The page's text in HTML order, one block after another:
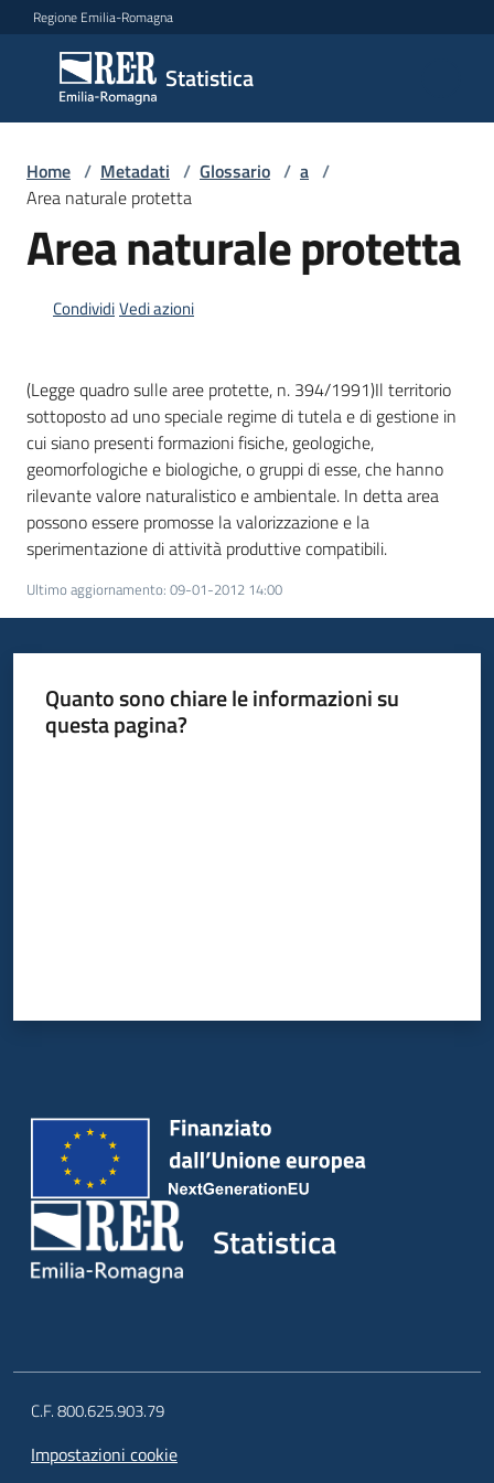
Vai al contenuto
Vai alla navigazione
Vai al footer
Regione Emilia-Romagna
Statistica
Statistica
Novità
Dati
analisi
Statistiche
per
temi
Metadati
Seguici
Home / Metadati / Glossario / a /
Area naturale protetta
Area naturale protetta
CondividiVedi azioni
(Legge quadro sulle aree protette, n. 394/1991)Il territorio
sottoposto ad uno speciale regime di tutela e di gestione in
cui siano presenti formazioni fisiche, geologiche,
geomorfologiche e biologiche, o gruppi di esse, che hanno
rilevante valore naturalistico e ambientale. In detta area
possono essere promosse la valorizzazione e la
sperimentazione di attività produttive compatibili.
Ultimo aggiornamento: 09-01-2012 14:00
Quanto sono chiare le informazioni su
questa pagina?
Statistica
C.F. 800.625.903.79
Impostazioni cookie